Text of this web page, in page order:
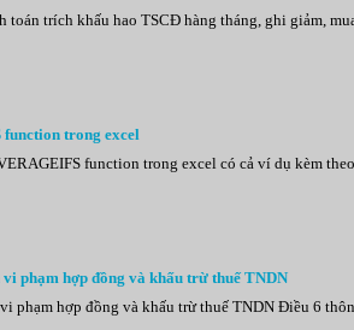
toán trích khấu hao TSCĐ hàng tháng, ghi giảm,
function trong excel
function trong excel có cả ví dụ kèm
vi phạm hợp đồng và khấu trừ thuế TNDN
phạm hợp đồng và khấu trừ thuế TNDN Điều 6